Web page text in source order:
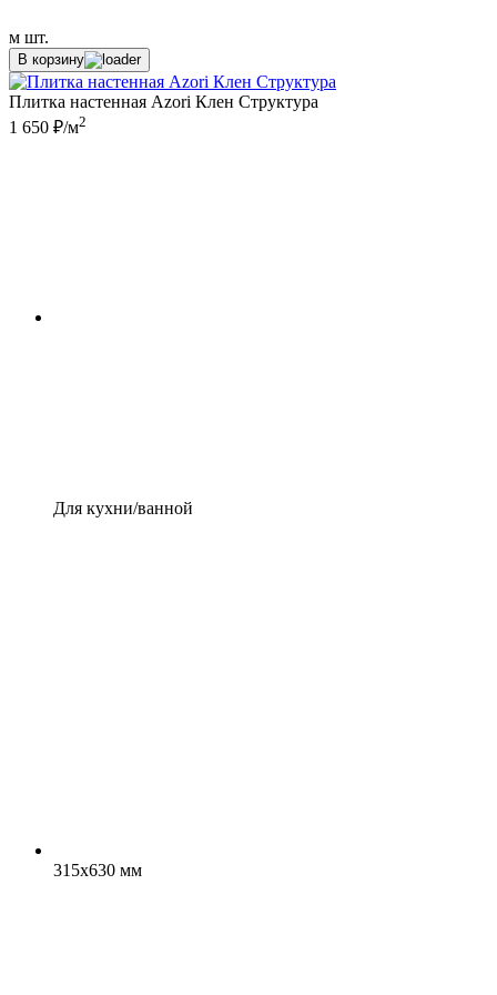
м шт.
В корзину
Плитка настенная Azori Клен Структура
1 650 ₽/м2
Для кухни/ванной
315x630 мм